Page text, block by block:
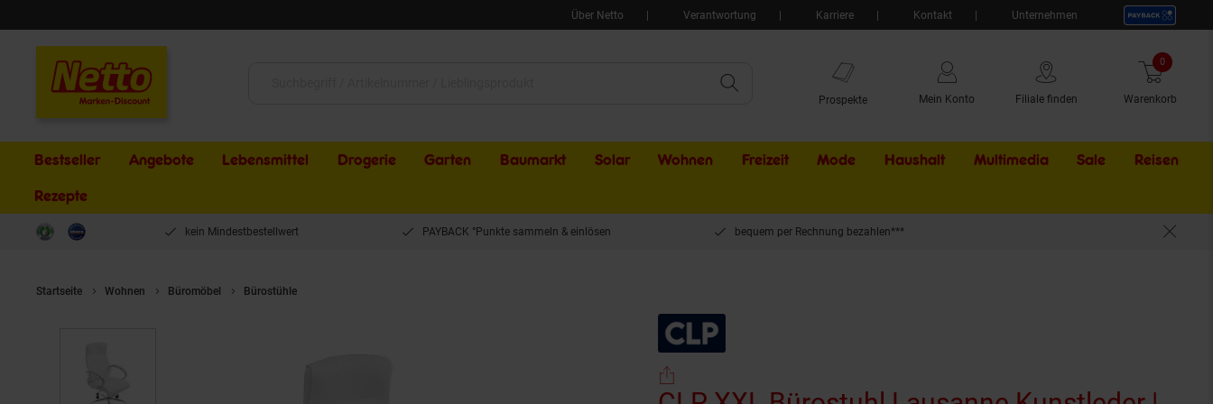
Über Netto Verantwortung Karriere Kontakt Unternehmen
Prospekte Mein Konto Filiale finden Warenkorb
0 Artikel
Bestseller Angebote Lebensmittel Drogerie Garten Baumarkt Solar Wohnen Freizeit Mode Haushalt Multimedia Sale Externer
Reisen
Rezepte
kein Mindestbestellwert PAYBACK °Punkte sammeln & einlösen bequem per Rechnung bezahlen***
Startseite Wohnen Büromöbel Bürostühle